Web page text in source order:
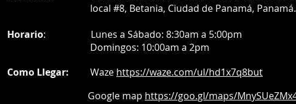
local #8, Betania, Ciudad de Panamá, Panamá.
Horario: Lunes a Sábado: 8:30am a 5:00pm
Domingos: 10:00am a 2pm
Como Llegar: Waze https://waze.com/ul/hd1x7q8but
Google map https://goo.gl/maps/